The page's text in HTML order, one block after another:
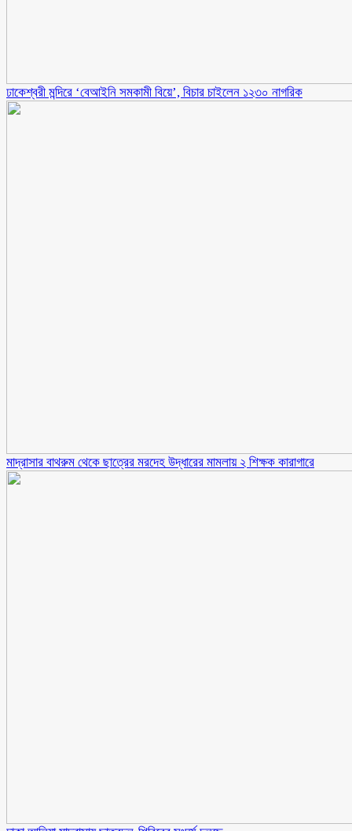
ঢাকেশ্বরী মন্দিরে ‘বেআইনি সমকামী বিয়ে’, বিচার চাইলেন ১২৩০ নাগরিক
মাদ্রাসার বাথরুম থেকে ছাত্রের মরদেহ উদ্ধারের মামলায় ২ শিক্ষক কারাগারে